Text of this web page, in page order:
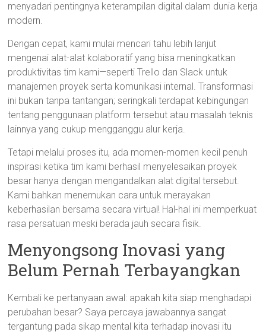
menyadari pentingnya keterampilan digital dalam dunia kerja
modern.
Dengan cepat, kami mulai mencari tahu lebih lanjut
mengenai alat-alat kolaboratif yang bisa meningkatkan
produktivitas tim kami—seperti Trello dan Slack untuk
manajemen proyek serta komunikasi internal. Transformasi
ini bukan tanpa tantangan; seringkali terdapat kebingungan
tentang penggunaan platform tersebut atau masalah teknis
lainnya yang cukup mengganggu alur kerja.
Tetapi melalui proses itu, ada momen-momen kecil penuh
inspirasi ketika tim kami berhasil menyelesaikan proyek
besar hanya dengan mengandalkan alat digital tersebut.
Kami bahkan menemukan cara untuk merayakan
keberhasilan bersama secara virtual! Hal-hal ini memperkuat
rasa persatuan meski berada jauh secara fisik.
Menyongsong Inovasi yang
Belum Pernah Terbayangkan
Kembali ke pertanyaan awal: apakah kita siap menghadapi
perubahan besar? Saya percaya jawabannya sangat
tergantung pada sikap mental kita terhadap inovasi itu